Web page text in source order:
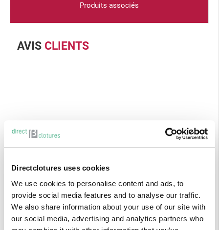
Directclotures uses cookies
We use cookies to personalise content and ads, to
provide social media features and to analyse our traffic.
We also share information about your use of our site with
our social media, advertising and analytics partners who
Produits associés
AVIS CLIENTS